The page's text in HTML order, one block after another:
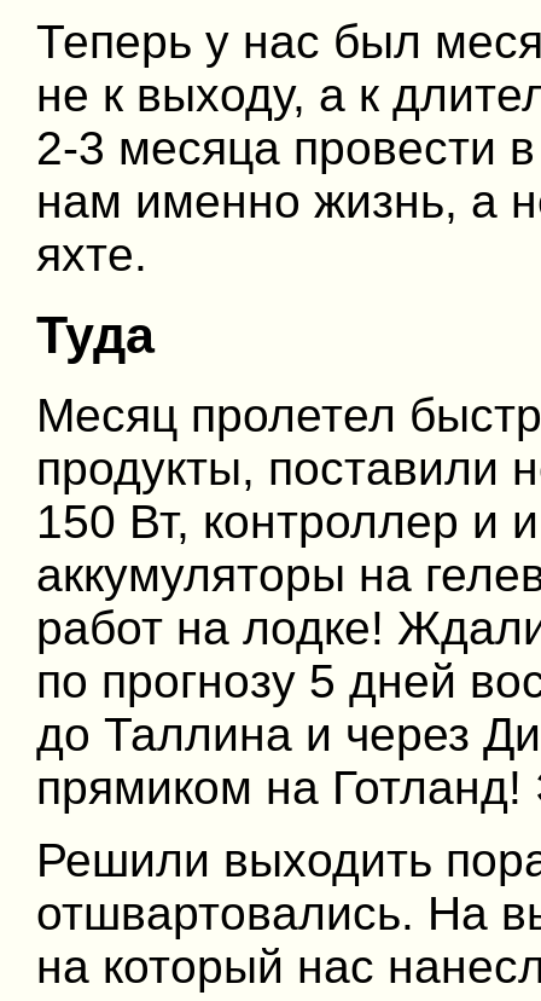
Теперь у нас был
не к выходу, а к
2-3 месяца провести
нам именно жизнь, а
яхте.
Туда
Месяц пролетел
продукты, поставили
150 Вт, контроллер и
аккумуляторы на
работ на лодке!
по прогнозу 5 дней
до Таллина и через
прямиком на Готланд!
Решили выходить
отшвартовались. На
на который нас